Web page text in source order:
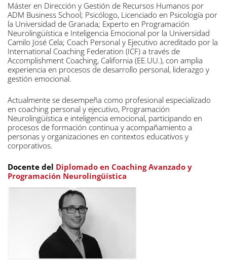
Máster en Dirección y Gestión de Recursos Humanos por
ADM Business School; Psicólogo, Licenciado en Psicología por
la Universidad de Granada; Experto en Programación
Neurolingüística e Inteligencia Emocional por la Universidad
Camilo José Cela; Coach Personal y Ejecutivo acreditado por la
International Coaching Federation (ICF) a través de
Accomplishment Coaching, California (EE.UU.), con amplia
experiencia en procesos de desarrollo personal, liderazgo y
gestión emocional.
Actualmente se desempeña como profesional especializado
en coaching personal y ejecutivo, Programación
Neurolingüística e inteligencia emocional, participando en
procesos de formación continua y acompañamiento a
personas y organizaciones en contextos educativos y
corporativos.
Docente del Diplomado en Coaching Avanzado y
Programación Neurolingüística